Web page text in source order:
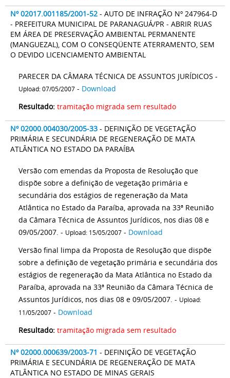
Nº 02017.001185/2001-52 - AUTO DE INFRAÇÃO Nº 247964-D
- PREFEITURA MUNICIPAL DE PARANAGUÁ/PR - ABRIR RUAS
EM ÁREA DE PRESERVAÇÃO AMBIENTAL PERMANENTE
(MANGUEZAL), COM O CONSEQÜENTE ATERRAMENTO, SEM
O DEVIDO LICENCIAMENTO AMBIENTAL
PARECER DA CÂMARA TÉCNICA DE ASSUNTOS JURÍDICOS -
Upload: 07/05/2007 - Download
Resultado: tramitação migrada sem resultado
Nº 02000.004030/2005-33 - DEFINIÇÃO DE VEGETAÇÃO
PRIMÁRIA E SECUNDÁRIA DE REGENERAÇÃO DE MATA
ATLÂNTICA NO ESTADO DA PARAÍBA
Versão com emendas da Proposta de Resolução que
dispõe sobre a definição de vegetação primária e
secundária dos estágios de regeneração da Mata
Atlântica no Estado da Paraíba, aprovada na 33ª Reunião
da Câmara Técnica de Assuntos Jurídicos, nos dias 08 e
09/05/2007. - Upload: 15/05/2007 - Download
Versão final limpa da Proposta de Resolução que dispõe
sobre a definição de vegetação primária e secundária dos
estágios de regeneração da Mata Atlântica no Estado da
Paraíba, aprovada na 33ª Reunião da Câmara Técnica de
Assuntos Jurídicos, nos dias 08 e 09/05/2007. - Upload:
11/05/2007 - Download
Resultado: tramitação migrada sem resultado
Nº 02000.000639/2003-71 - DEFINIÇÃO DE VEGETAÇÃO
PRIMÁRIA E SECUNDÁRIA DE REGENERAÇÃO DE MATA
ATLÂNTICA NO ESTADO DE MINAS GERAIS